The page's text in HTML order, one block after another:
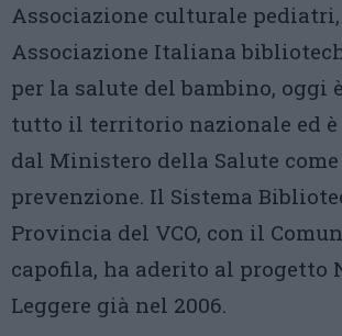
Associazione culturale pediatri,
Associazione Italiana
per la salute del bambino, oggi
tutto il territorio nazionale ed è
dal Ministero della Salute
prevenzione. Il Sistema
Provincia del VCO, con il
capofila, ha aderito al progetto
Leggere già nel 2006.